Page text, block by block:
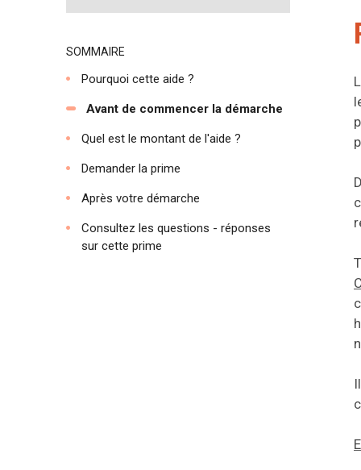
SOMMAIRE
Pourquoi cette aide ?
Avant de commencer la démarche
Quel est le montant de l'aide ?
Demander la prime
Après votre démarche
Consultez les questions - réponses
sur cette prime